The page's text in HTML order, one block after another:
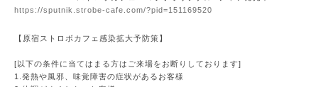
https://sputnik.strobe-cafe.com/?pid=151169520
【原宿ストロボカフェ感染拡大予防策】
[以下の条件に当てはまる方はご来場をお断りしております]
1.発熱や風邪、味覚障害の症状があるお客様